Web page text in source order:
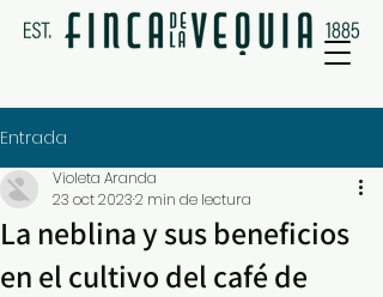
Entrada
La neblina y sus beneficios
en el cultivo del café de
Violeta Aranda
23 oct 20232 min de lectura